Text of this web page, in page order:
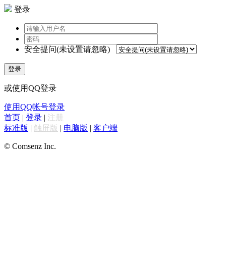
登录
安全提问(未设置请忽略)
登录
或使用QQ登录
使用QQ帐号登录
首页 | 登录 | 注册
标准版 | 触屏版 | 电脑版 | 客户端
© Comsenz Inc.